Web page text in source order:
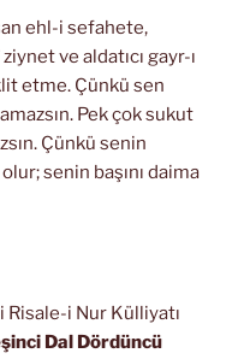
ehl-i sefahete,
ve aldatıcı gayr-ı
etme. Çünkü sen
Pek çok sukut
Çünkü senin
senin başını daima
Risale-i Nur Külliyatı
Dal Dördüncü